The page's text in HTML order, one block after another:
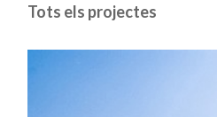
Tots els projectes